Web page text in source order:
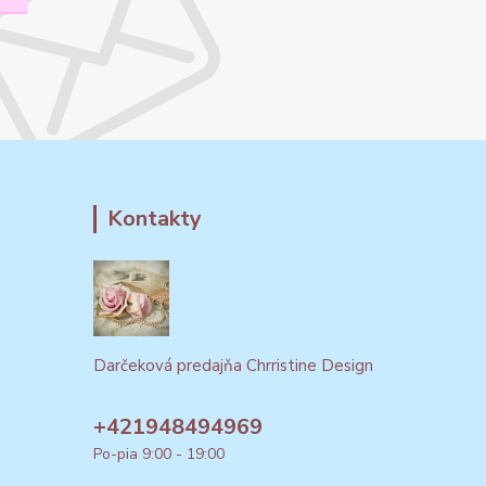
Kontakty
Darčeková predajňa Chrristine Design
+421948494969
Po-pia 9:00 - 19:00